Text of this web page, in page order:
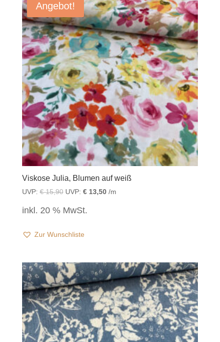
Angebot!
Viskose Julia, Blumen auf weiß
UVP: €15,90 UVP: €13,50/m
inkl. 20 % MwSt.
Zur Wunschliste